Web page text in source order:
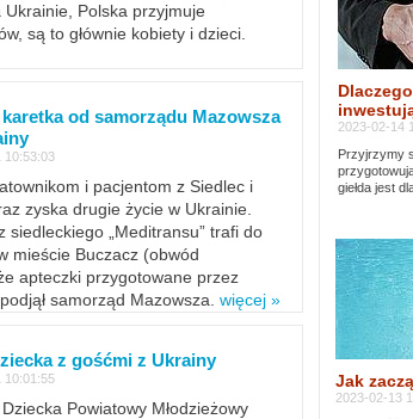
Ukrainie, Polska przyjmuje
są to głównie kobiety i dzieci.
od samorządu Mazowsza
10:53:03
i pacjentom z Siedlec i
zyska drugie życie w Ukrainie.
siedleckiego „Meditransu” trafi do
mieście Buczacz (obwód
apteczki przygotowane przez
samorząd Mazowsza. więcej »
z gośćmi z Ukrainy
10:01:55
Powiatowy Młodzieżowy
2023-02-14
Przyjrzymy
giełda jest
Jak
2023-02-13